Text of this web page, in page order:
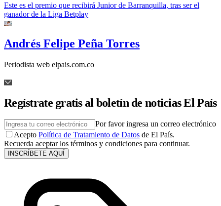
Este es el premio que recibirá Junior de Barranquilla, tras ser el
ganador de la Liga Betplay
Andrés Felipe Peña Torres
Periodista web elpais.com.co
Regístrate gratis al boletín de noticias El País
Por favor ingresa un correo electrónico
Acepto Política de Tratamiento de Datos de El País.
Recuerda aceptar los términos y condiciones para continuar.
INSCRÍBETE AQUÍ